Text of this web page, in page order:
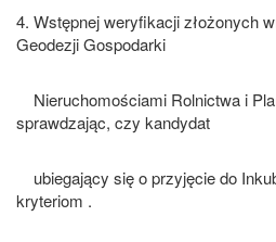
4. Wstępnej weryfikacji złożonych
Geodezji Gospodarki
Nieruchomościami Rolnictwa i
sprawdzając, czy kandydat
ubiegający się o przyjęcie do
kryteriom .